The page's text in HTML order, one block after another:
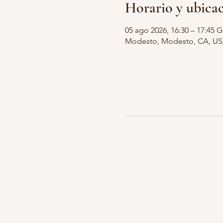
Horario y
05 ago 2026, 16:30 – 17:45
Modesto, Modesto, CA,